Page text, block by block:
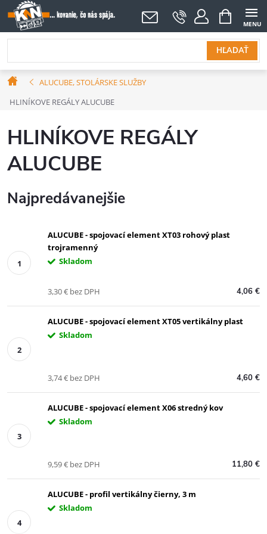
Prejsť
na
obsah
HĽADAŤ
NÁKUPNÝ
KOŠÍK
DomovALUCUBE, STOLÁRSKE SLUŽBY
HLINÍKOVE REGÁLY ALUCUBE
HLINÍKOVE REGÁLY
ALUCUBE
Najpredávanejšie
ALUCUBE - spojovací element XT03 rohový plast
trojramenný
Skladom
4,06 €
3,30 € bez DPH
ALUCUBE - spojovací element XT05 vertikálny plast
Skladom
4,60 €
3,74 € bez DPH
ALUCUBE - spojovací element X06 stredný kov
Skladom
11,80 €
9,59 € bez DPH
ALUCUBE - profil vertikálny čierny, 3 m
Skladom